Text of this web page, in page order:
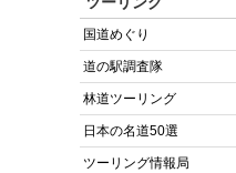
国道めぐり
道の駅調査隊
林道ツーリング
日本の名道50選
ツーリング情報局